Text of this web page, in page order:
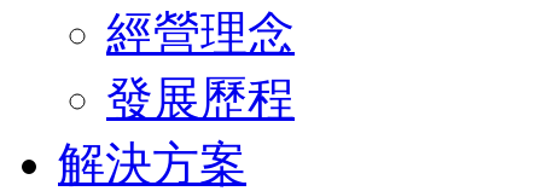
經營理念
發展歷程
解決方案